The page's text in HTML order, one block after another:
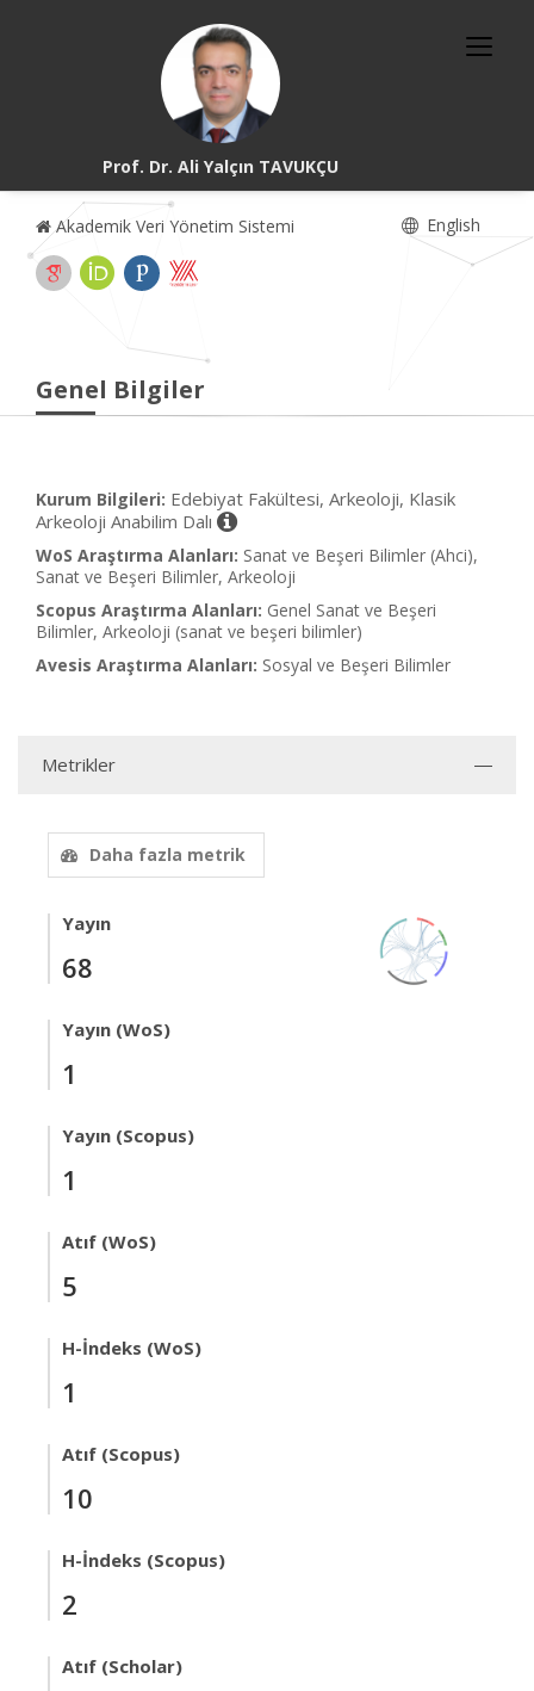
Prof. Dr. Ali Yalçın TAVUKÇU
Akademik Veri Yönetim Sistemi English
Genel Bilgiler
Kurum Bilgileri: Edebiyat Fakültesi, Arkeoloji, Klasik
Arkeoloji Anabilim Dalı
WoS Araştırma Alanları: Sanat ve Beşeri Bilimler (Ahci),
Sanat ve Beşeri Bilimler, Arkeoloji
Scopus Araştırma Alanları: Genel Sanat ve Beşeri
Bilimler, Arkeoloji (sanat ve beşeri bilimler)
Avesis Araştırma Alanları: Sosyal ve Beşeri Bilimler
Metrikler
Daha fazla metrik
Yayın
68
Yayın (WoS)
1
Yayın (Scopus)
1
Atıf (WoS)
5
H-İndeks (WoS)
1
Atıf (Scopus)
10
H-İndeks (Scopus)
2
Atıf (Scholar)